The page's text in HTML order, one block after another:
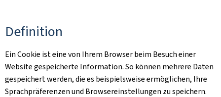
Definition
Ein Cookie ist eine von Ihrem Browser beim Besuch einer
Website gespeicherte Information. So können mehrere Daten
gespeichert werden, die es beispielsweise ermöglichen, Ihre
Sprachpräferenzen und Browsereinstellungen zu speichern.